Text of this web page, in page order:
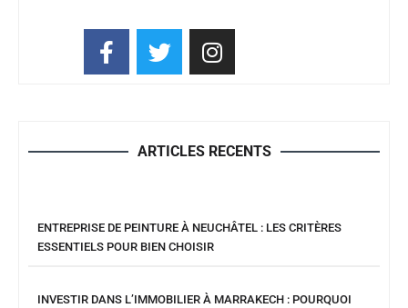
ARTICLES RECENTS
ENTREPRISE DE PEINTURE À NEUCHÂTEL : LES CRITÈRES
ESSENTIELS POUR BIEN CHOISIR
INVESTIR DANS L’IMMOBILIER À MARRAKECH : POURQUOI